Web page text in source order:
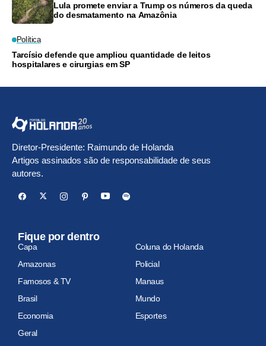
Lula promete enviar a Trump os números da queda
do desmatamento na Amazônia
Política
Tarcísio defende que ampliou quantidade de leitos
hospitalares e cirurgias em SP
Diretor-Presidente: Raimundo de Holanda
Artigos assinados são de responsabilidade de seus
autores.
Fique por dentro
Capa
Coluna do Holanda
Amazonas
Policial
Famosos & TV
Manaus
Brasil
Mundo
Economia
Esportes
Geral